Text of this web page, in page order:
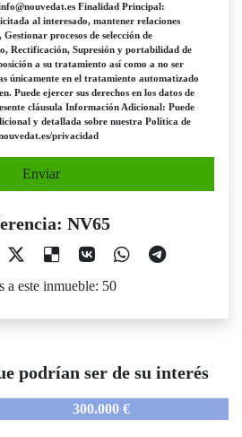
Finalidad Principal:
al interesado, mantener relaciones
procesos de selección de
Rectificación, Supresión y portabilidad de
a su tratamiento así como a no ser
únicamente en el tratamiento automatizado
Puede ejercer sus derechos en los datos de
cláusula Información Adicional: Puede
y detallada sobre nuestra Política de
privacidad
Enviar
NV65
a este inmueble: 50
podrían ser de su interés